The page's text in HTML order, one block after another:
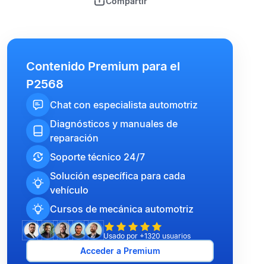
Contenido Premium para el
P2568
Chat con especialista automotriz
Diagnósticos y manuales de
reparación
Soporte técnico 24/7
Solución específica para cada
vehículo
Cursos de mecánica automotriz
Usado por +1320 usuarios
Acceder a Premium